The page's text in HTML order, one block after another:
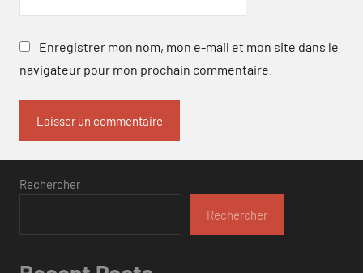
Enregistrer mon nom, mon e-mail et mon site dans le
navigateur pour mon prochain commentaire.
Rechercher
Rechercher